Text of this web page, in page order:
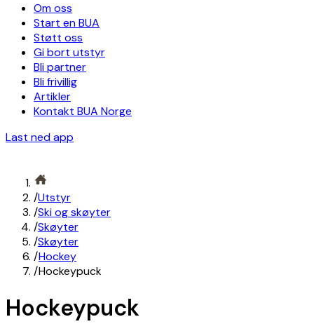
Om oss
Start en BUA
Støtt oss
Gi bort utstyr
Bli partner
Bli frivillig
Artikler
Kontakt BUA Norge
Last ned app
/Utstyr
/Ski og skøyter
/Skøyter
/Skøyter
/Hockey
/Hockeypuck
Hockeypuck